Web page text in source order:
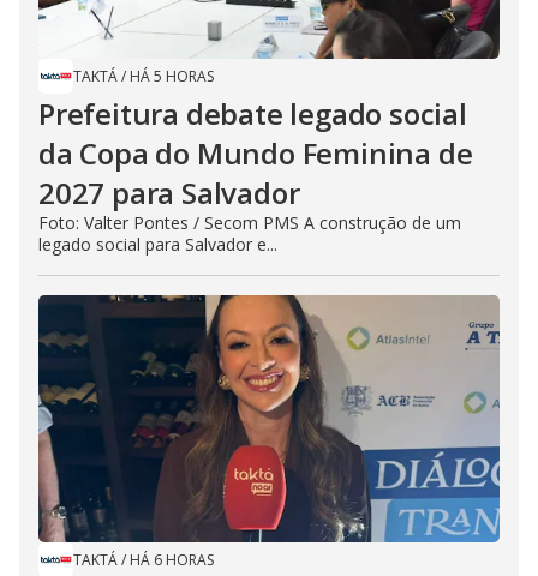
TAKTÁ/ HÁ 5 HORAS
Prefeitura debate legado social
da Copa do Mundo Feminina de
2027 para Salvador
Foto: Valter Pontes / Secom PMS A construção de um
legado social para Salvador e...
TAKTÁ/ HÁ 6 HORAS